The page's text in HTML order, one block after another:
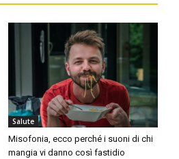
Salute
Misofonia, ecco perché i suoni di chi
mangia vi danno così fastidio